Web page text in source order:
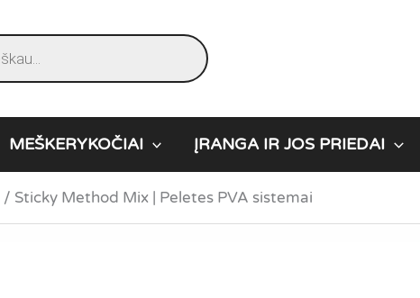
MEŠKERYKOČIAI ĮRANGA IR JOS PRIEDAI
/ Sticky Method Mix | Peletes PVA sistemai